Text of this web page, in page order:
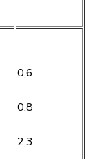
0,6
0,8
2,3